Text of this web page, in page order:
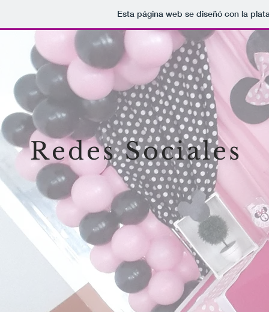
Esta página web se diseñó con la
Redes Sociales